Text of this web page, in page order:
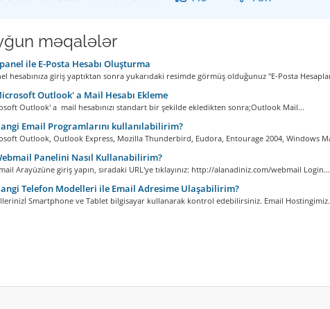
məqalələr
ile E-Posta Hesabı Oluşturma
hesabınıza giriş yaptıktan sonra yukarıdaki resimde görmüş olduğunuz "E-Posta
Outlook' a Mail Hesabı Ekleme
Outlook' a mail hesabınızı standart bir şekilde ekledikten sonra;Outlook Mail...
Email Programlarını kullanılabilirim?
Outlook, Outlook Express, Mozilla Thunderbird, Eudora, Entourage 2004, Windows
Panelini Nasıl Kullanabilirim?
Arayüzüne giriş yapın, sıradaki URL'ye tıklayınız: http://alanadiniz.com/webmail Login...
Telefon Modelleri ile Email Adresime Ulaşabilirim?
Smartphone ve Tablet bilgisayar kullanarak kontrol edebilirsiniz. Email